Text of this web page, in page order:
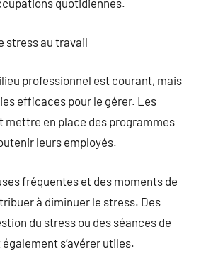
quotidiennes.
stress au travail
professionnel est courant, mais
efficaces pour le gérer. Les
mettre en place des programmes
leurs employés.
fréquentes et des moments de
à diminuer le stress. Des
du stress ou des séances de
s’avérer utiles.